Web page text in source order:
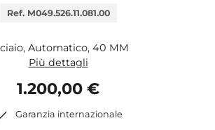
Ref. M049.526.11.081.00
Automatico, 40 MM
Più dettagli
1.200,00 €
Garanzia internazionale